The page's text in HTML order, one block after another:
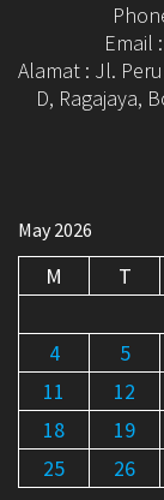
Email
Alamat : Jl.
D, Ragajaya,
May 2026
M T
4
5
11
12
18
19
25
26